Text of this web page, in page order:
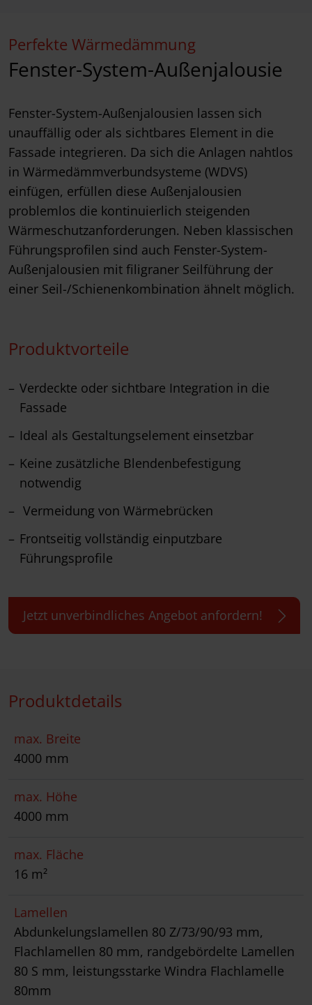
Perfekte Wärmedämmung
Fenster-System-Außenjalousie
Fenster-System-Außenjalousien lassen sich
unauffällig oder als sichtbares Element in die
Fassade integrieren. Da sich die Anlagen nahtlos
in Wärmedämmverbundsysteme (WDVS)
einfügen, erfüllen diese Außenjalousien
problemlos die kontinuierlich steigenden
Wärmeschutzanforderungen. Neben klassischen
Führungsprofilen sind auch Fenster-System-
Außenjalousien mit filigraner Seilführung der
einer Seil-/Schienenkombination ähnelt möglich.
Produktvorteile
Verdeckte oder sichtbare Integration in die
Fassade
Ideal als Gestaltungselement einsetzbar
Keine zusätzliche Blendenbefestigung
notwendig
Vermeidung von Wärmebrücken
Frontseitig vollständig einputzbare
Führungsprofile
Jetzt unverbindliches Angebot anfordern!
Produktdetails
max. Breite
4000 mm
max. Höhe
4000 mm
max. Fläche
16 m²
Lamellen
Abdunkelungslamellen 80 Z/73/90/93 mm,
Flachlamellen 80 mm, randgebördelte Lamellen
80 S mm, leistungsstarke Windra Flachlamelle
80mm